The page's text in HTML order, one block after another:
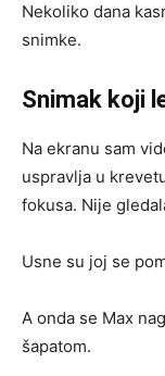
Nekoliko dana
snimke.
Snimak koji
Na ekranu sam
uspravlja u
fokusa. Nije
Usne su joj se
A onda se Max
šapatom.